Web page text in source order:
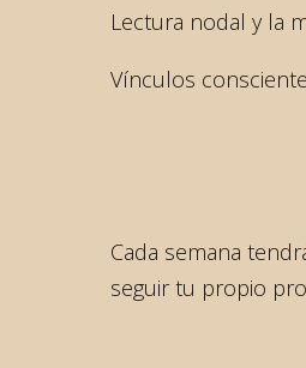
Lectura nodal y la
Vínculos
Cada semana
seguir tu propio